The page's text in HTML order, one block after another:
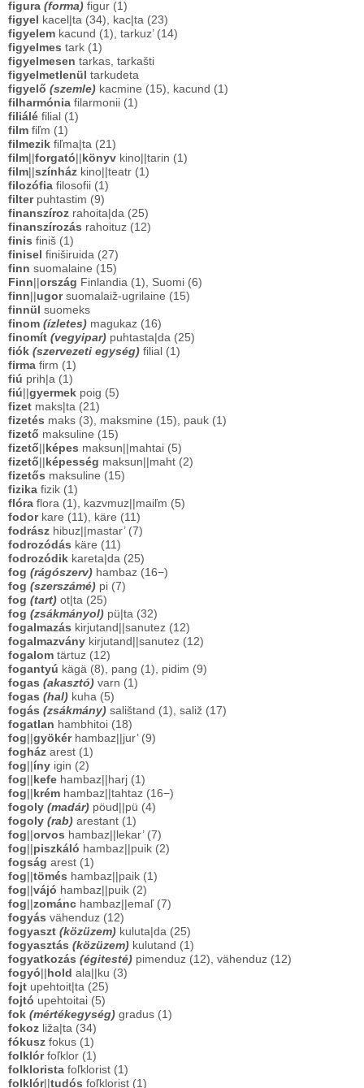
figura (forma) figur (1)
figyel
kacel|ta (34), kac|ta (23)
figyelem kacund (1), tarkuz’ (14)
figyelmes tark (1)
figyelmesen tarkas, tarkašti
figyelmetlenül tarkudeta
figyelő (szemle) kacmine (15), kacund (1)
filharmónia filarmonii (1)
filiálé filial (1)
film fiľm (1)
filmezik fiľma|ta (21)
film forgató könyv kino||tarin (1)
film színház kino||teatr (1)
filozófia filosofii (1)
filter puhtastim (9)
finanszíroz rahoita|da (25)
finanszírozás rahoituz (12)
finis finiš (1)
finisel finiširuida (27)
finn suomalaine (15)
Finn ország Finlandia (1), Suomi (6)
finn
ugor suomalaiž-ugrilaine (15)
finnül suomeks
finom (ízletes) magukaz (16)
finomít (vegyipar) puhtasta|da (25)
fiók (szervezeti egység) filial (1)
firma firm (1)
fiú prih|a (1)
fiú gyermek poig (5)
fizet maks|ta (21)
fizetés maks (3), maksmine (15), pauk (1)
fizető maksuline (15)
fizető
képes maksun||mahtai (5)
fizető
képesség maksun||maht (2)
fizetős maksuline (15)
fizika fizik (1)
flóra flora (1), kazvmuz||maiľm (5)
fodor kare (11), käre (11)
fodrász hibuz||mastar’ (7)
fodrozódás käre (11)
fodrozódik kareta|da (25)
fog (rágószerv) hambaz (16−)
fog (szerszámé) pi (7)
fog (tart) ot|ta (25)
fog (zsákmányol) pü|ta (32)
fogalmazás kirjutand||sanutez (12)
fogalmazvány kirjutand||sanutez (12)
fogalom tärtuz (12)
fogantyú kägä (8), pang (1), pidim (9)
fogas (akasztó) varn (1)
fogas (hal) kuha (5)
fogás (zsákmány) salištand (1), saliž (17)
fogatlan hambhitoi (18)
fog gyökér hambaz||jur’ (9)
fogház arest (1)
fog
íny igin (2)
fog
kefe hambaz||harj (1)
fog
krém hambaz||tahtaz (16−)
fogoly (madár) pöud||pü (4)
fogoly (rab) arestant (1)
fog orvos hambaz||lekar’ (7)
fog
piszkáló hambaz||puik (2)
fogság arest (1)
fog tömés hambaz||paik (1)
fog vájó hambaz||puik (2)
fog zománc hambaz||emaľ (7)
fogyás vähenduz (12)
fogyaszt (közüzem) kuluta|da (25)
fogyasztás (közüzem) kulutand (1)
fogyatkozás (égitesté) pimenduz (12), vähenduz (12)
fogyó
hold ala||ku (3)
fojt upehtoit|ta (25)
fojtó upehtoitai (5)
fok (mértékegység) gradus (1)
fokoz liža|ta (34)
fókusz fokus (1)
folklór foľklor (1)
folklorista foľklorist (1)
folklór|| tudós foľklorist (1)